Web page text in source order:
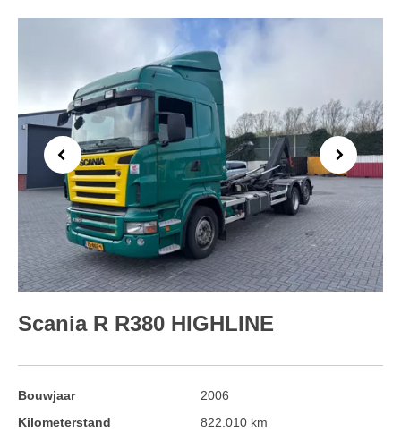
Previous Next
Scania R R380 HIGHLINE
Bouwjaar
2006
Kilometerstand
822.010 km